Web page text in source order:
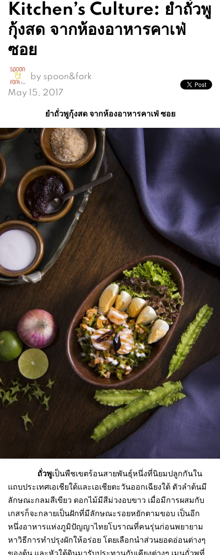
Kitchen’s Culture: ยำถั่วพู
กุ้งสด จากห้องอาหารคาเฟ่
ซอย
by spoon&fork
May 15, 2017
ยำถั่วพูกุ้งสด จากห้องอาหารคาเฟ่ ซอย
ถั่วพูเป็นพืชเขตร้อนสายพันธุ์หนึ่งที่นิยมปลูกกันใน
แถบประเทศเอเชียใต้และเอเชียตะวันออกเฉียงใต้ ตัวลำต้นมี
ลักษณะกลมสีเขียว ดอกไม้มีสีม่วงอบขาว เมื่อมีการผสมกับ
เกสรก็จะกลายเป็นฝักที่มีลักษณะรอยหยักตามขอบ เป็นอีก
หนึ่งอาหารแห่งภูมิปัญญาไทยโบราณที่คนรุ่นก่อนพยายาม
หาวิธีการทำปรุงผักให้อร่อย โดยเลือกนำส่วนยอดอ่อนต่างๆ